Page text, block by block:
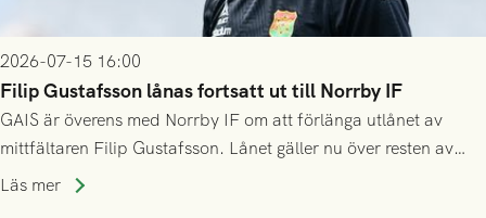
2026-07-15 16:00
Filip Gustafsson lånas fortsatt ut till Norrby IF
GAIS är överens med Norrby IF om att förlänga utlånet av
mittfältaren Filip Gustafsson. Lånet gäller nu över resten av
säsongen 2026.
Läs mer